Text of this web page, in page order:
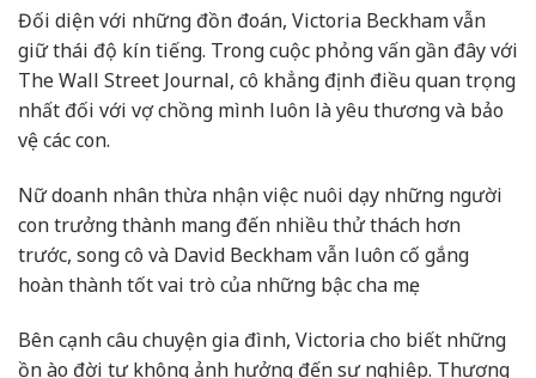
Đối diện với những đồn đoán, Victoria Beckham vẫn
giữ thái độ kín tiếng. Trong cuộc phỏng vấn gần đây với
The Wall Street Journal, cô khẳng định điều quan trọng
nhất đối với vợ chồng mình luôn là yêu thương và bảo
vệ các con.
Nữ doanh nhân thừa nhận việc nuôi dạy những người
con trưởng thành mang đến nhiều thử thách hơn
trước, song cô và David Beckham vẫn luôn cố gắng
hoàn thành tốt vai trò của những bậc cha mẹ.
Bên cạnh câu chuyện gia đình, Victoria cho biết những
ồn ào đời tư không ảnh hưởng đến sự nghiệp. Thương